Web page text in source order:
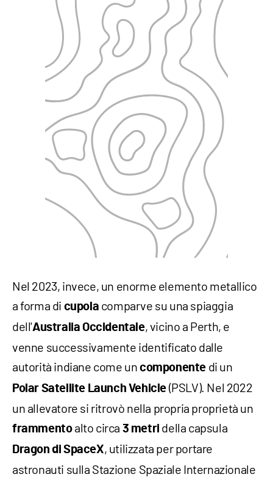
Nel 2023, invece, un enorme elemento metallico
a forma di cupola comparve su una spiaggia
dell'Australia Occidentale, vicino a Perth, e
venne successivamente identificato dalle
autorità indiane come uncomponente di un
Polar Satellite Launch Vehicle (PSLV). Nel 2022
un allevatore si ritrovò nella propria proprietà un
frammentoalto circa 3 metri della capsula
Dragon di SpaceX, utilizzata per portare
astronauti sulla Stazione Spaziale Internazionale